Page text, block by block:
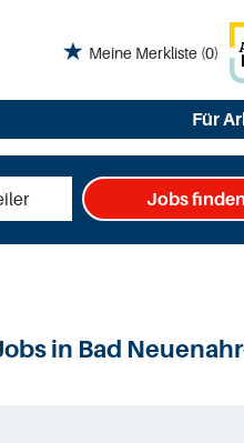
Meine Merkliste (0)
Für
Jobs finden
in Bad